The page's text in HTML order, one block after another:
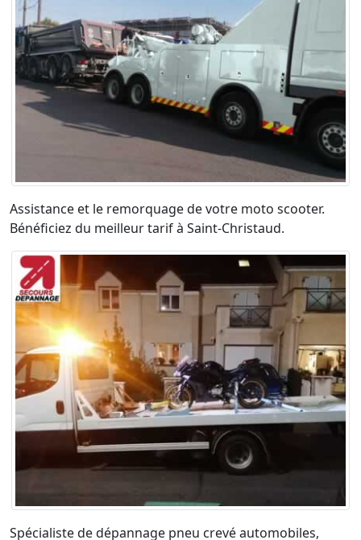
Assistance et le remorquage de votre moto scooter.
Bénéficiez du meilleur tarif à Saint-Christaud.
Spécialiste de dépannage pneu crevé automobiles,